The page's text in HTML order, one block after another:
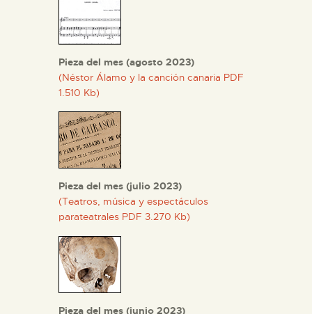
Pieza del mes (agosto 2023)
(Néstor Álamo y la canción canaria PDF
1.510 Kb)
Pieza del mes (julio 2023)
(Teatros, música y espectáculos
parateatrales PDF 3.270 Kb)
Pieza del mes (junio 2023)